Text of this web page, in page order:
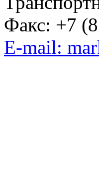
Факс: +7
E-mail: